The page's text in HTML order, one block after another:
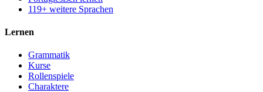
119+ weitere Sprachen
Lernen
Grammatik
Kurse
Rollenspiele
Charaktere